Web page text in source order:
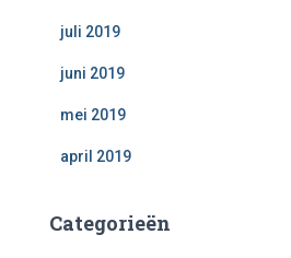
juli 2019
juni 2019
mei 2019
april 2019
Categorieën